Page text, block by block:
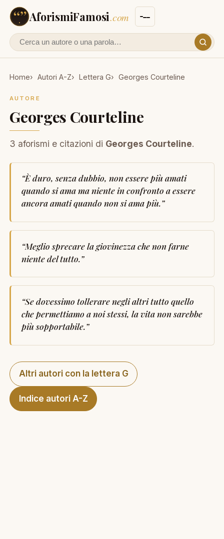
AforismiFamosi.com
Cerca un autore o un aforisma
Home Autori A-Z Lettera G Georges Courteline
AUTORE
Georges Courteline
3 aforismi e citazioni di Georges Courteline.
“È duro, senza dubbio, non essere più amati
quando si ama ma niente in confronto a essere
ancora amati quando non si ama più.”
“Meglio sprecare la giovinezza che non farne
niente del tutto.”
“Se dovessimo tollerare negli altri tutto quello
che permettiamo a noi stessi, la vita non sarebbe
più sopportabile.”
Altri autori con la lettera G
Indice autori A-Z